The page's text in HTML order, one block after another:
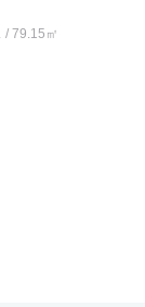
/ 79.15㎡